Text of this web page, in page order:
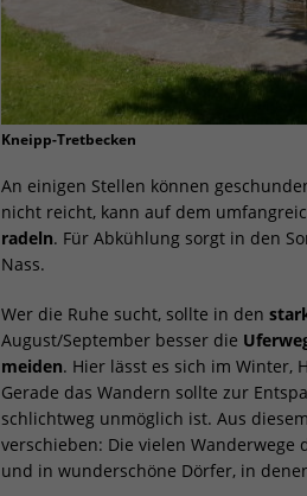
Kneipp-Tretbecken
An einigen Stellen können
nicht reicht, kann auf dem
radeln. Für Abkühlung sorgt in den
Nass.
Wer die Ruhe sucht, sollte in den
August/September besser die
meiden. Hier lässt es sich im Winter,
Gerade das Wandern sollte zur
schlichtweg unmöglich ist. Aus
verschieben: Die vielen Wanderwege
und in wunderschöne Dörfer, in